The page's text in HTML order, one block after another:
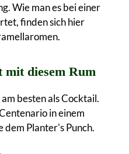
Wie man es bei einer
finden sich hier
mit diesem Rum
besten als Cocktail.
in einem
dem Planter's Punch.